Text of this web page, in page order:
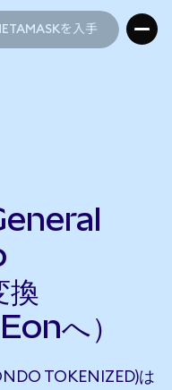
を入手
へ）
TOKENIZED)は